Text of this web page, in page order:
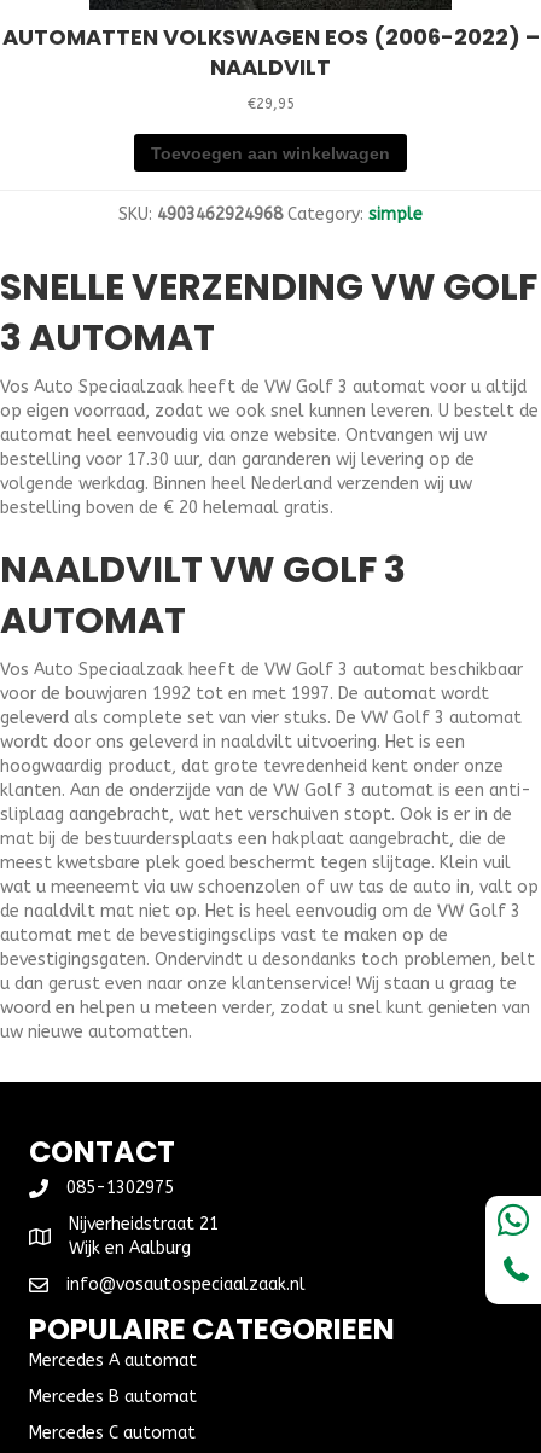
AUTOMATTEN VOLKSWAGEN EOS (2006-2022) –
NAALDVILT
€29,95
Toevoegen aan winkelwagen
SKU: 4903462924968 Category: simple
SNELLE VERZENDING VW GOLF
3 AUTOMAT
Vos Auto Speciaalzaak heeft de VW Golf 3 automat voor u altijd
op eigen voorraad, zodat we ook snel kunnen leveren. U bestelt de
automat heel eenvoudig via onze website. Ontvangen wij uw
bestelling voor 17.30 uur, dan garanderen wij levering op de
volgende werkdag. Binnen heel Nederland verzenden wij uw
bestelling boven de € 20 helemaal gratis.
NAALDVILT VW GOLF 3
AUTOMAT
Vos Auto Speciaalzaak heeft de VW Golf 3 automat beschikbaar
voor de bouwjaren 1992 tot en met 1997. De automat wordt
geleverd als complete set van vier stuks. De VW Golf 3 automat
wordt door ons geleverd in naaldvilt uitvoering. Het is een
hoogwaardig product, dat grote tevredenheid kent onder onze
klanten. Aan de onderzijde van de VW Golf 3 automat is een anti-
sliplaag aangebracht, wat het verschuiven stopt. Ook is er in de
mat bij de bestuurdersplaats een hakplaat aangebracht, die de
meest kwetsbare plek goed beschermt tegen slijtage. Klein vuil
wat u meeneemt via uw schoenzolen of uw tas de auto in, valt op
de naaldvilt mat niet op. Het is heel eenvoudig om de VW Golf 3
automat met de bevestigingsclips vast te maken op de
bevestigingsgaten. Ondervindt u desondanks toch problemen, belt
u dan gerust even naar onze klantenservice! Wij staan u graag te
woord en helpen u meteen verder, zodat u snel kunt genieten van
uw nieuwe automatten.
CONTACT
085-1302975
Nijverheidstraat 21
Wijk en Aalburg
info@vosautospeciaalzaak.nl
POPULAIRE CATEGORIEEN
Mercedes A automat
Mercedes B automat
Mercedes C automat